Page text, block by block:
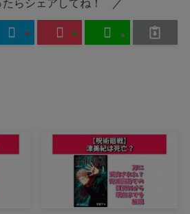
たらシェアしてね！